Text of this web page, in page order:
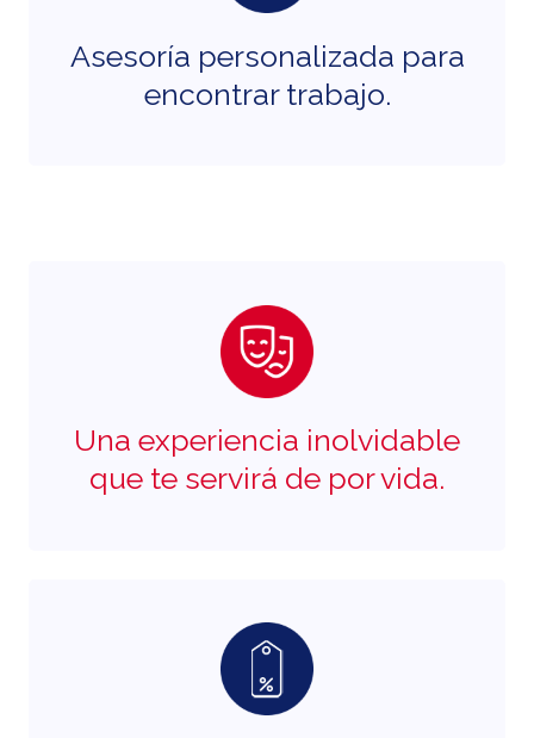
Asesoría personalizada para
encontrar trabajo.
Una experiencia inolvidable
que te servirá de por vida.